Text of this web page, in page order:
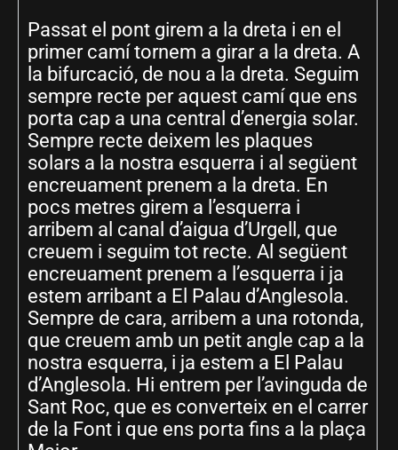
Passat el pont girem a la dreta i en el
primer camí tornem a girar a la dreta. A
la bifurcació, de nou a la dreta. Seguim
sempre recte per aquest camí que ens
porta cap a una central d’energia solar.
Sempre recte deixem les plaques
solars a la nostra esquerra i al següent
encreuament prenem a la dreta. En
pocs metres girem a l’esquerra i
arribem al canal d’aigua d’Urgell, que
creuem i seguim tot recte. Al següent
encreuament prenem a l’esquerra i ja
estem arribant a El Palau d’Anglesola.
Sempre de cara, arribem a una rotonda,
que creuem amb un petit angle cap a la
nostra esquerra, i ja estem a El Palau
d’Anglesola. Hi entrem per l’avinguda de
Sant Roc, que es converteix en el carrer
de la Font i que ens porta fins a la plaça